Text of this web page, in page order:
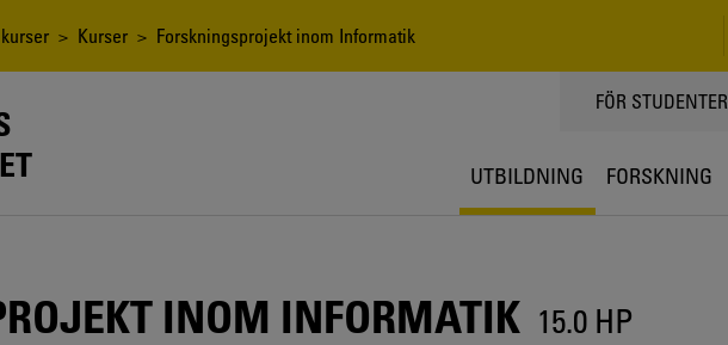
> Kurser > Forskningsprojekt inom Informatik
TOPPMENY
FÖR STUDENTER
UTBILDNING FORSKNING
INOM INFORMATIK 15.0 HP